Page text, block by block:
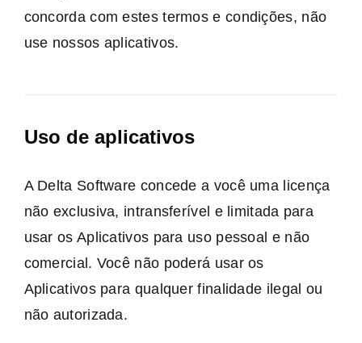
concorda com estes termos e condições, não
use nossos aplicativos.
Uso de aplicativos
A Delta Software concede a você uma licença
não exclusiva, intransferível e limitada para
usar os Aplicativos para uso pessoal e não
comercial. Você não poderá usar os
Aplicativos para qualquer finalidade ilegal ou
não autorizada.